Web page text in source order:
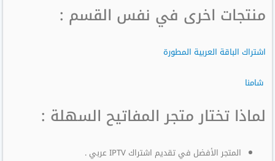
منتجات اخرى في نفس القسم :
اشتراك الباقة العربية المطورة
شامنا
لماذا تختار متجر المفاتيح السهلة :
المتجر الأفضل في تقديم اشتراك IPTV عربي .